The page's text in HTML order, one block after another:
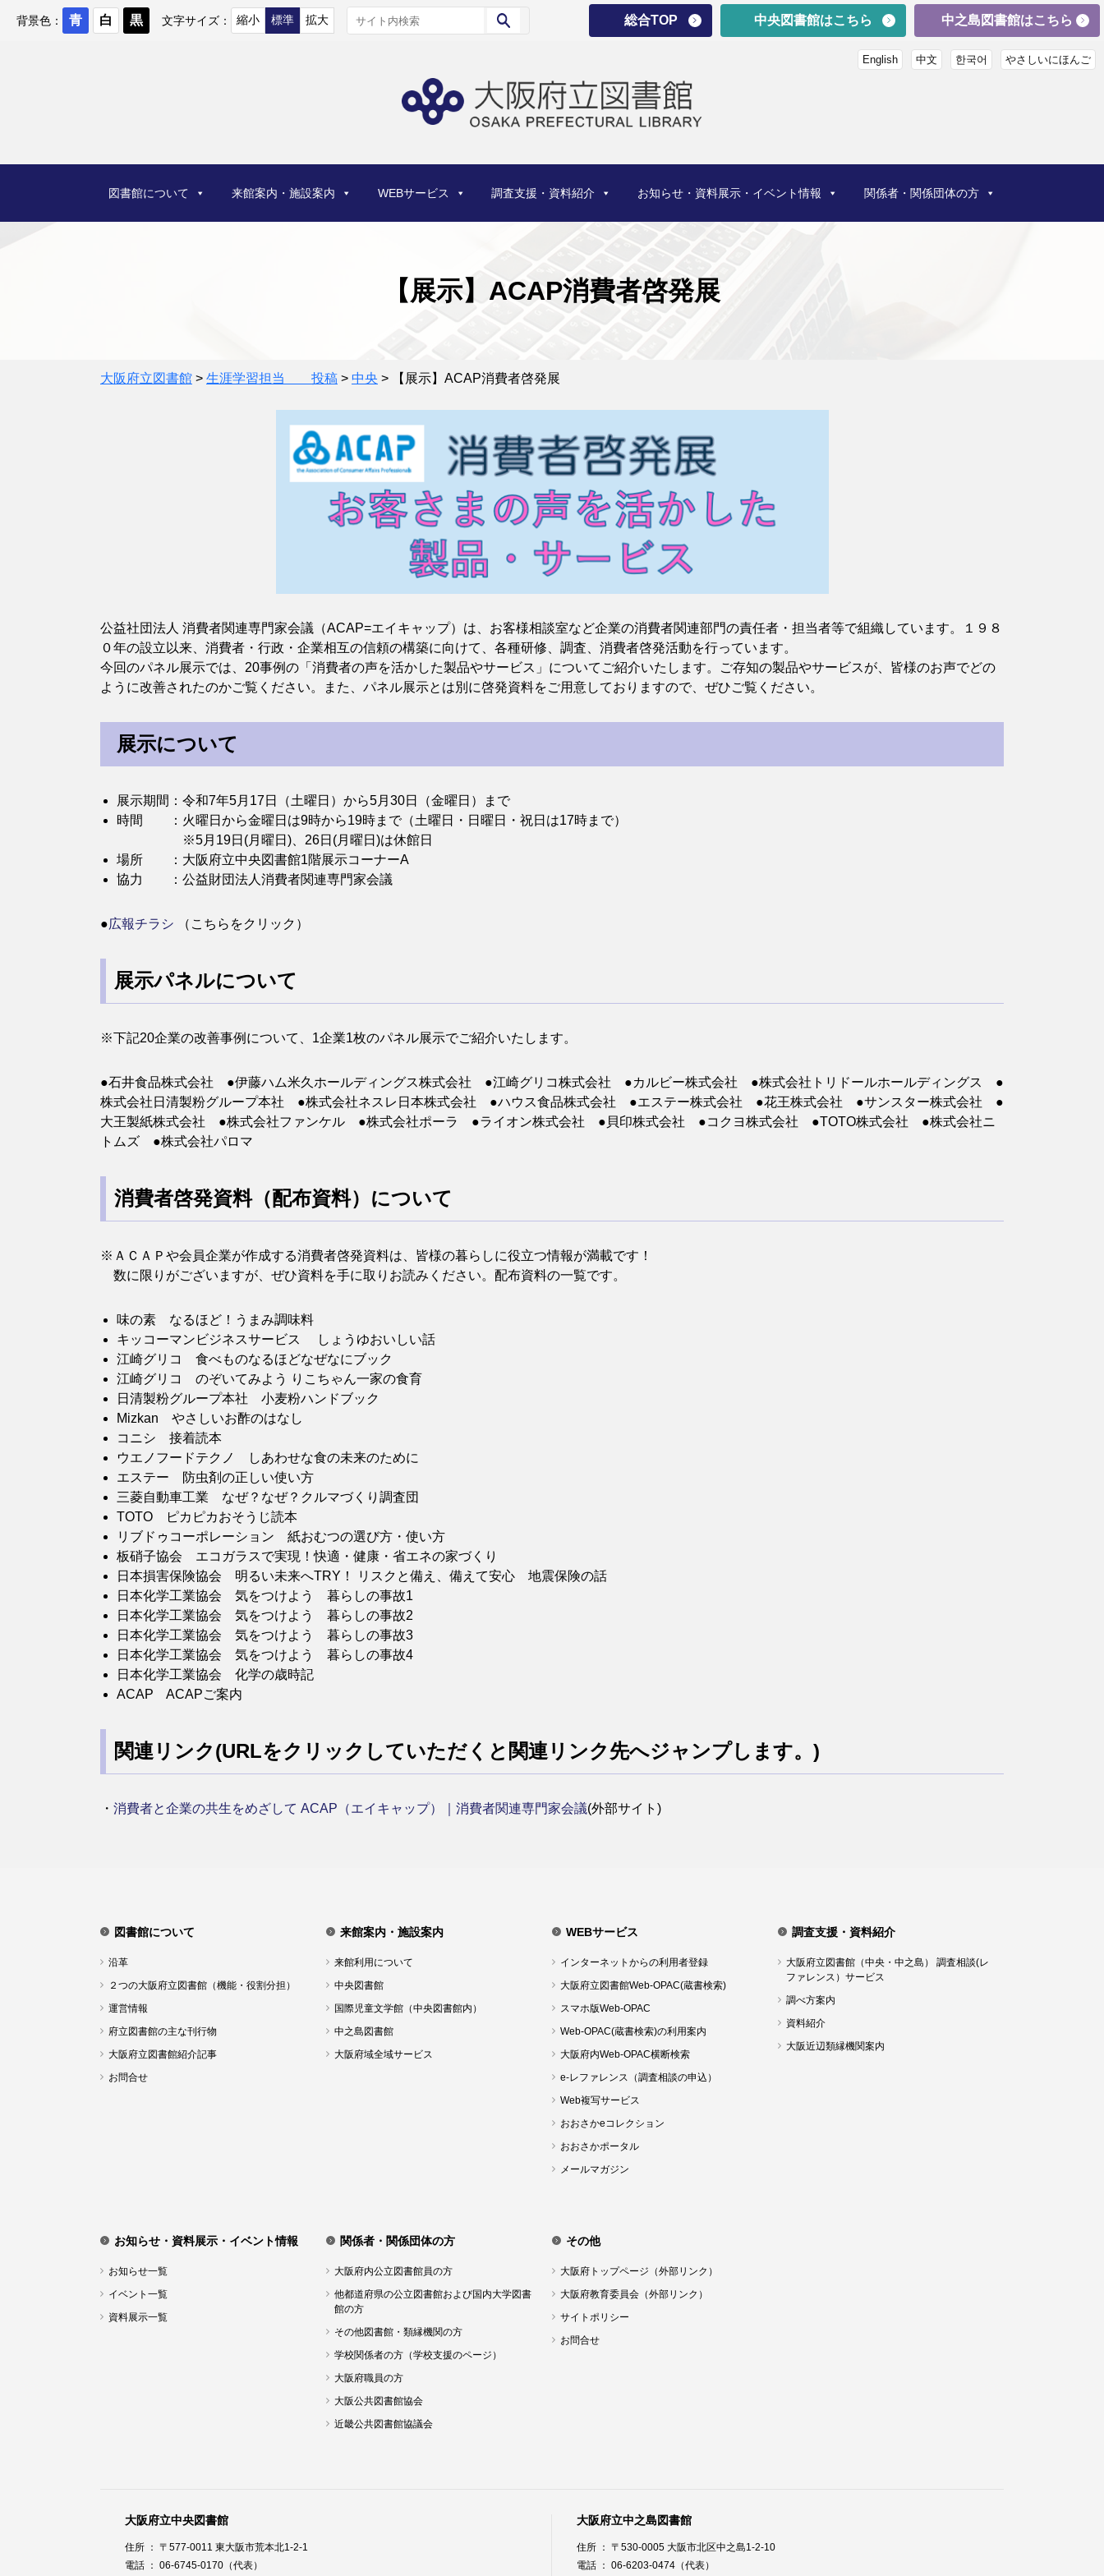
English 中文 한국어 やさしいにほんご
図書館について 来館案内・施設案内 WEBサービス 調査支援・資料紹介 お知らせ・資料展示・イベント情報 関係者・関係団体の方
背景色： 文字サイズ： 総合TOP 中央図書館はこちら 中之島図書館はこちら
【展示】ACAP消費者啓発展
大阪府立図書館 > 生涯学習担当 投稿 > 中央 > 【展示】ACAP消費者啓発展
公益社団法人 消費者関連専門家会議（ACAP=エイキャップ）は、お客様相談室など企業の消費者関連部門の責任者・担当者等で組織しています。１９８
０年の設立以来、消費者・行政・企業相互の信頼の構築に向けて、各種研修、調査、消費者啓発活動を行っています。
今回のパネル展示では、20事例の「消費者の声を活かした製品やサービス」についてご紹介いたします。ご存知の製品やサービスが、皆様のお声でどの
ように改善されたのかご覧ください。また、パネル展示とは別に啓発資料をご用意しておりますので、ぜひご覧ください。
展示について
展示期間：令和7年5月17日（土曜日）から5月30日（金曜日）まで
時間 ：火曜日から金曜日は9時から19時まで（土曜日・日曜日・祝日は17時まで）
​ ※5月19日(月曜日)、26日(月曜日)は休館日
場所 ：大阪府立中央図書館1階展示コーナーA
協力 ：公益財団法人消費者関連専門家会議
●広報チラシ （こちらをクリック）
展示パネルについて
※下記20企業の改善事例について、1企業1枚のパネル展示でご紹介いたします。
●石井食品株式会社 ●伊藤ハム米久ホールディングス株式会社 ●江崎グリコ株式会社 ●カルビー株式会社 ●株式会社トリドールホールディングス ●
株式会社日清製粉グループ本社 ●株式会社ネスレ日本株式会社 ●ハウス食品株式会社 ●エステー株式会社 ●花王株式会社 ●サンスター株式会社 ●
大王製紙株式会社 ●株式会社ファンケル ●株式会社ポーラ ●ライオン株式会社 ●貝印株式会社 ●コクヨ株式会社 ●TOTO株式会社 ●株式会社ニ
トムズ ●株式会社パロマ
消費者啓発資料（配布資料）について
※ＡＣＡＰや会員企業が作成する消費者啓発資料は、皆様の暮らしに役立つ情報が満載です！
​ 数に限りがございますが、ぜひ資料を手に取りお読みください。配布資料の一覧です。
味の素 なるほど！うまみ調味料
キッコーマンビジネスサービス しょうゆおいしい話
江崎グリコ 食べものなるほどなぜなにブック
江崎グリコ のぞいてみよう りこちゃん一家の食育
日清製粉グループ本社 小麦粉ハンドブック
Mizkan やさしいお酢のはなし
コニシ 接着読本
ウエノフードテクノ しあわせな食の未来のために
エステー 防虫剤の正しい使い方
三菱自動車工業 なぜ？なぜ？クルマづくり調査団
TOTO ピカピカおそうじ読本
リブドゥコーポレーション 紙おむつの選び方・使い方
板硝子協会 エコガラスで実現！快適・健康・省エネの家づくり
日本損害保険協会 明るい未来へTRY！ リスクと備え、備えて安心 地震保険の話
日本化学工業協会 気をつけよう 暮らしの事故1
日本化学工業協会 気をつけよう 暮らしの事故2
日本化学工業協会 気をつけよう 暮らしの事故3
日本化学工業協会 気をつけよう 暮らしの事故4
日本化学工業協会 化学の歳時記
ACAP ACAPご案内
関連リンク(URLをクリックしていただくと関連リンク先へジャンプします。)
・ 消費者と企業の共生をめざして ACAP（エイキャップ）｜消費者関連専門家会議(外部サイト)
図書館について
沿革
２つの大阪府立図書館（機能・役割分担）
運営情報
府立図書館の主な刊行物
大阪府立図書館紹介記事
お問合せ
来館案内・施設案内
来館利用について
中央図書館
国際児童文学館（中央図書館内）
中之島図書館
大阪府域全域サービス
WEBサービス
インターネットからの利用者登録
大阪府立図書館Web-OPAC(蔵書検索)
スマホ版Web-OPAC
Web-OPAC(蔵書検索)の利用案内
大阪府内Web-OPAC横断検索
e-レファレンス（調査相談の申込）
Web複写サービス
おおさかeコレクション
おおさかポータル
メールマガジン
調査支援・資料紹介
大阪府立図書館（中央・中之島） 調査相談(レ
ファレンス）サービス
調べ方案内
資料紹介
大阪近辺類縁機関案内
お知らせ・資料展示・イベント情報
お知らせ一覧
イベント一覧
資料展示一覧
関係者・関係団体の方
大阪府内公立図書館員の方
他都道府県の公立図書館および国内大学図書
館の方
その他図書館・類縁機関の方
学校関係者の方（学校支援のページ）
大阪府職員の方
大阪公共図書館協会
近畿公共図書館協議会
その他
大阪府トップページ（外部リンク）
大阪府教育委員会（外部リンク）
サイトポリシー
お問合せ
大阪府立中央図書館
住所 ： 〒577-0011 東大阪市荒本北1-2-1
電話 ： 06-6745-0170（代表）
大阪府立中之島図書館
住所 ： 〒530-0005 大阪市北区中之島1-2-10
電話 ： 06-6203-0474（代表）